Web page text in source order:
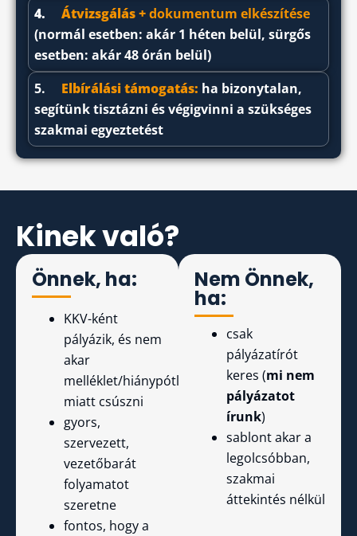
4. Átvizsgálás +dokumentum elkészítése
(normál esetben: akár 1 héten belül, sürgős
esetben: akár 48 órán belül)
5. Elbírálási támogatás: ha bizonytalan,
segítünk tisztázni és végigvinni a szükséges
szakmai egyeztetést
Kinek való?
Önnek, ha:
KKV-ként
pályázik, és nem
akar
melléklet/hiánypótlás
miatt csúszni
gyors,
szervezett,
vezetőbarát
folyamatot
szeretne
fontos, hogy a
Nem Önnek,
ha:
csak
pályázatírót
keres (mi nem
pályázatot
írunk)
sablont akar a
legolcsóbban,
szakmai
áttekintés nélkül